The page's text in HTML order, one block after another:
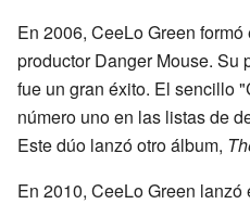
En 2006, CeeLo Green
productor Danger Mouse. Su
fue un gran éxito. El sencillo
número uno en las listas de
Este dúo lanzó otro álbum,
En 2010, CeeLo Green